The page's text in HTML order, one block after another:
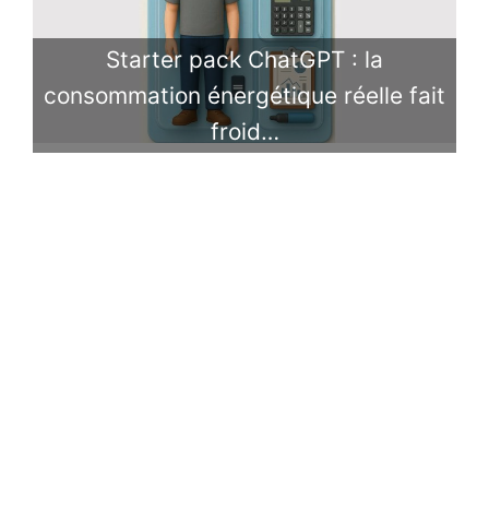
Starter pack ChatGPT : la
consommation énergétique réelle fait
froid…